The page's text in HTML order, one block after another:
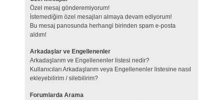
Özel mesaj gönderemiyorum!
İstemediğim özel mesajları almaya devam ediyorum!
Bu mesaj panosunda herhangi birinden spam e-posta
aldım!
Arkadaşlar ve Engellenenler
Arkadaşlarım ve Engellenenler listesi nedir?
Kullanıcıları Arkadaşlarım veya Engellenenler listesine nasıl
ekleyebilirim / silebilirim?
Forumlarda Arama